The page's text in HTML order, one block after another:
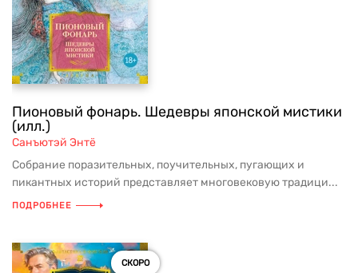
Пионовый фонарь. Шедевры японской мистики
(илл.)
Санъютэй Энтё
Собрание поразительных, поучительных, пугающих и
пикантных историй представляет многовековую традици...
ПОДРОБНЕЕ
СКОРО